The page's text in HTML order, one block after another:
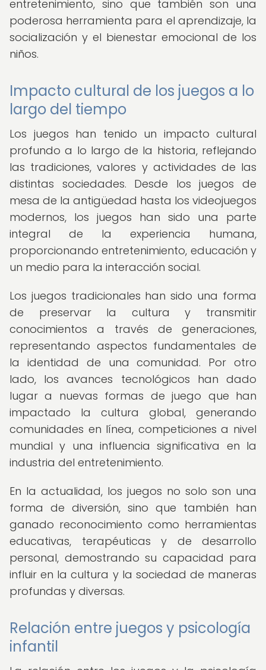
entretenimiento, sino que también son una
poderosa herramienta para el aprendizaje, la
socialización y el bienestar emocional de los
niños.
Impacto cultural de los juegos a lo
largo del tiempo
Los juegos han tenido un impacto cultural
profundo a lo largo de la historia, reflejando
las tradiciones, valores y actividades de las
distintas sociedades. Desde los juegos de
mesa de la antigüedad hasta los videojuegos
modernos, los juegos han sido una parte
integral de la experiencia humana,
proporcionando entretenimiento, educación y
un medio para la interacción social.
Los juegos tradicionales han sido una forma
de preservar la cultura y transmitir
conocimientos a través de generaciones,
representando aspectos fundamentales de
la identidad de una comunidad. Por otro
lado, los avances tecnológicos han dado
lugar a nuevas formas de juego que han
impactado la cultura global, generando
comunidades en línea, competiciones a nivel
mundial y una influencia significativa en la
industria del entretenimiento.
En la actualidad, los juegos no solo son una
forma de diversión, sino que también han
ganado reconocimiento como herramientas
educativas, terapéuticas y de desarrollo
personal, demostrando su capacidad para
influir en la cultura y la sociedad de maneras
profundas y diversas.
Relación entre juegos y psicología
infantil